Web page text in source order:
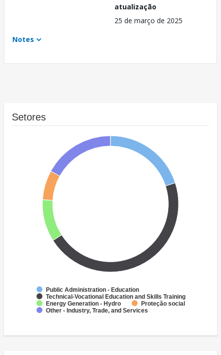
atualização
25 de março de 2025
Notes
Setores
Public Administration - Education
Technical-Vocational Education and Skills Training
Energy Generation - Hydro
Proteção social
Other - Industry, Trade, and Services